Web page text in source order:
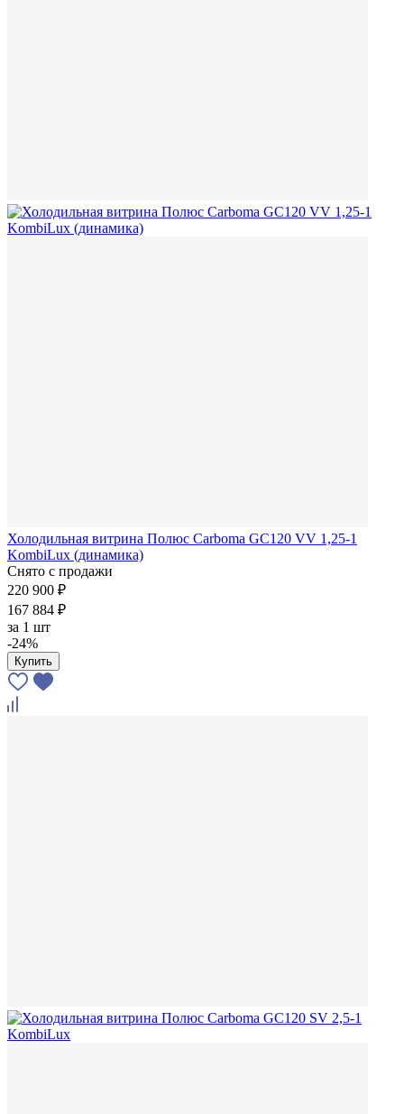
Холодильная витрина Полюс Carboma GC120 VV 1,25-1
KombiLux (динамика)
Снято с продажи
220 900 ₽
167 884 ₽
за 1 шт
-24%
Купить